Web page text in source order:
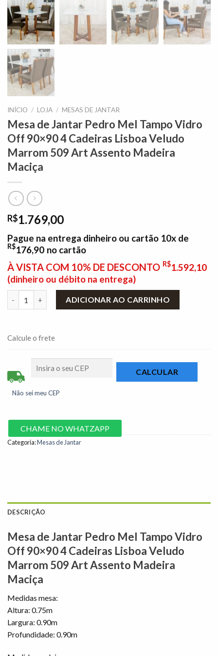
INÍCIO / LOJA / MESAS DE JANTAR
Mesa de Jantar Pedro Mel Tampo Vidro
Off 90×90 4 Cadeiras Lisboa Veludo
Marrom 509 Art Assento Madeira
Maciça
R$1.769,00
Pague na entrega dinheiro ou cartão 10x de
R$176,90 no cartão
À VISTA COM 10% DE DESCONTO R$1.592,10
(dinheiro ou débito na entrega)
ADICIONAR AO CARRINHO
Calcule o frete
Não sei meu CEP
CHAME NO WHATZAPP
Categoria:Mesas de Jantar
DESCRIÇÃO
Mesa de Jantar Pedro Mel Tampo Vidro
Off 90×90 4 Cadeiras Lisboa Veludo
Marrom 509 Art Assento Madeira
Maciça
Medidas mesa:
Altura: 0.75m
Largura: 0.90m
Profundidade: 0.90m